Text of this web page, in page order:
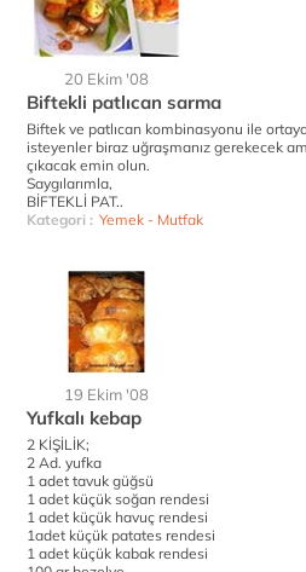
20 Ekim '08
Biftekli patlıcan sarma
Biftek ve patlıcan kombinasyonu ile
isteyenler biraz uğraşmanız gerekecek
çıkacak emin olun.
Saygılarımla,
BİFTEKLİ PAT..
Kategori : Yemek - Mutfak
19 Ekim '08
Yufkalı kebap
2 KİŞİLİK;
2 Ad. yufka
1 adet tavuk güğsü
1 adet küçük soğan rendesi
1 adet küçük havuç rendesi
1adet küçük patates rendesi
1 adet küçük kabak rendesi